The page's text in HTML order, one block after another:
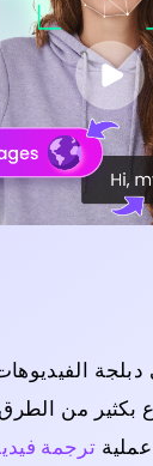
من الطرق
عمليةترجمة